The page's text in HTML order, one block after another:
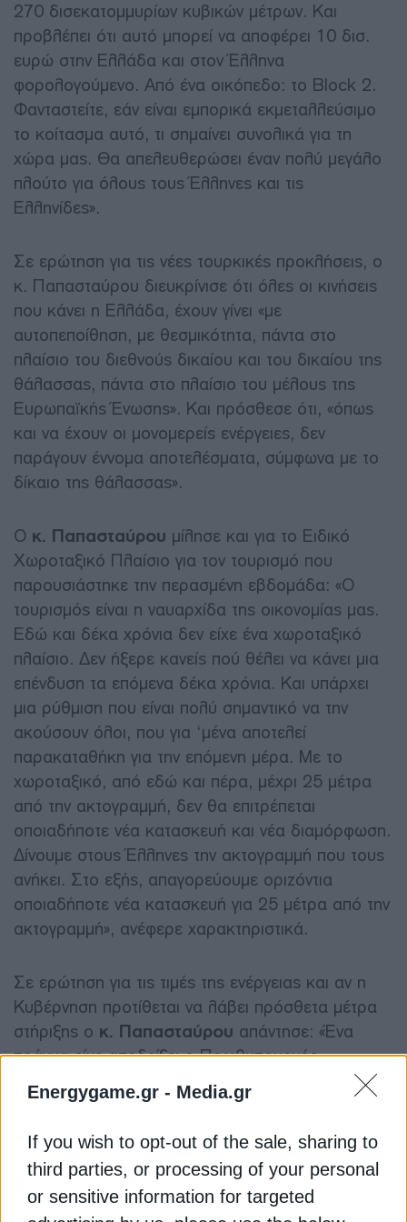
Energygame.gr - Media.gr
If you wish to opt-out of the sale, sharing to
third parties, or processing of your personal
or sensitive information for targeted
270 δισεκατομμυρίων κυβικών μέτρων. Και
προβλέπει ότι αυτό μπορεί να αποφέρει 10 δισ.
ευρώ στην Ελλάδα και στον Έλληνα
φορολογούμενο. Από ένα οικόπεδο: το Block 2.
Φανταστείτε, εάν είναι εμπορικά εκμεταλλεύσιμο
το κοίτασμα αυτό, τι σημαίνει συνολικά για τη
χώρα μας. Θα απελευθερώσει έναν πολύ μεγάλο
πλούτο για όλους τους Έλληνες και τις
Ελληνίδες».
Σε ερώτηση για τις νέες τουρκικές προκλήσεις, ο
κ. Παπασταύρου διευκρίνισε ότι όλες οι κινήσεις
που κάνει η Ελλάδα, έχουν γίνει «με
αυτοπεποίθηση, με θεσμικότητα, πάντα στο
πλαίσιο του διεθνούς δικαίου και του δικαίου της
θάλασσας, πάντα στο πλαίσιο του μέλους της
Ευρωπαϊκής Ένωσης». Και πρόσθεσε ότι, «όπως
και να έχουν οι μονομερείς ενέργειες, δεν
παράγουν έννομα αποτελέσματα, σύμφωνα με το
δίκαιο της θάλασσας».
Ο κ. Παπασταύρου μίλησε και για το Ειδικό
Χωροταξικό Πλαίσιο για τον τουρισμό που
παρουσιάστηκε την περασμένη εβδομάδα: «Ο
τουρισμός είναι η ναυαρχίδα της οικονομίας μας.
Εδώ και δέκα χρόνια δεν είχε ένα χωροταξικό
πλαίσιο. Δεν ήξερε κανείς πού θέλει να κάνει μια
επένδυση τα επόμενα δέκα χρόνια. Και υπάρχει
μια ρύθμιση που είναι πολύ σημαντικό να την
ακούσουν όλοι, που για ‘μένα αποτελεί
παρακαταθήκη για την επόμενη μέρα. Με το
χωροταξικό, από εδώ και πέρα, μέχρι 25 μέτρα
από την ακτογραμμή, δεν θα επιτρέπεται
οποιαδήποτε νέα κατασκευή και νέα διαμόρφωση.
Δίνουμε στους Έλληνες την ακτογραμμή που τους
ανήκει. Στο εξής, απαγορεύουμε οριζόντια
οποιαδήποτε νέα κατασκευή για 25 μέτρα από την
ακτογραμμή», ανέφερε χαρακτηριστικά.
Σε ερώτηση για τις τιμές της ενέργειας και αν η
Κυβέρνηση προτίθεται να λάβει πρόσθετα μέτρα
στήριξης ο κ. Παπασταύρου απάντησε: «Ένα
πράγμα είχε αποδείξει ο Πρωθυπουργός
Κυριάκος Μητσοτάκης σε όλες τις κρίσεις: την
αποφασιστικότητα με την οποία αντιμετωπίζει την
κρίση και ότι δεν αφήνει κανέναν πίσω. Δεν αφήνει
κανέναν συμπολίτη μας πίσω».
κ. Παπασταύρουμίλησε και για την πολιτική